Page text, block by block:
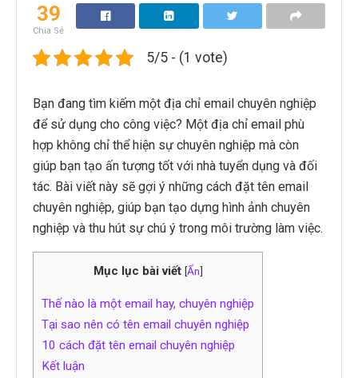
39
Chia Sẻ
5/5 - (1 vote)
Bạn đang tìm kiếm một địa chỉ email chuyên nghiệp
để sử dụng cho công việc? Một địa chỉ email phù
hợp không chỉ thể hiện sự chuyên nghiệp mà còn
giúp bạn tạo ấn tượng tốt với nhà tuyển dụng và đối
tác. Bài viết này sẽ gợi ý những cách đặt tên email
chuyên nghiệp, giúp bạn tạo dựng hình ảnh chuyên
nghiệp và thu hút sự chú ý trong môi trường làm việc.
Mục lục bài viết [Ẩn]
Thế nào là một email hay, chuyên nghiệp
Tại sao nên có tên email chuyên nghiệp
10 cách đặt tên email chuyên nghiệp
Kết luận